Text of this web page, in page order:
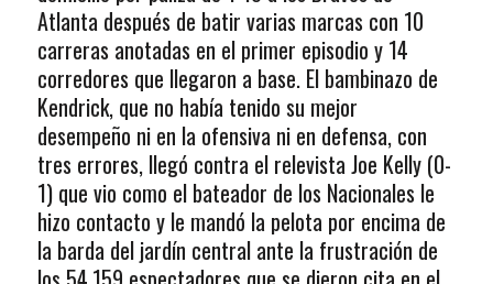
Atlanta después de batir varias marcas con 10
carreras anotadas en el primer episodio y 14
corredores que llegaron a base. El bambinazo de
Kendrick, que no había tenido su mejor
desempeño ni en la ofensiva ni en defensa, con
tres errores, llegó contra el relevista Joe Kelly (0-
1) que vio como el bateador de los Nacionales le
hizo contacto y le mandó la pelota por encima de
la barda del jardín central ante la frustración de